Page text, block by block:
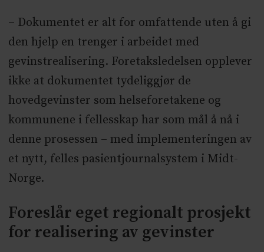
– Dokumentet er alt for omfattende uten å gi
den hjelp en trenger i arbeidet med
gevinstrealisering. Foretaksledelsen opplever
ikke at dokumentet tydeliggjør de
hovedgevinster som helseforetakene og
kommunene i fellesskap har som mål å nå i
denne prosessen – med implementeringen av
et nytt, felles pasientjournalsystem i Midt-
Norge.
Foreslår eget regionalt prosjekt
for realisering av gevinster